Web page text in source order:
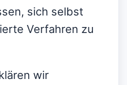
sich selbst
Verfahren zu
wir